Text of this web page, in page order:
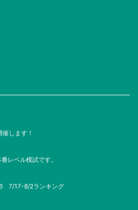
します！
レベル模試です。
7/17-8/2ランキング